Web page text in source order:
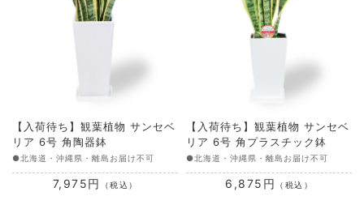
【入荷待ち】観葉植物 サンセベ
リア 6号 角陶器鉢
●北海道・沖縄県・離島お届け不可
7,975円 （税込）
【入荷待ち】観葉植物 サンセベ
リア 6号 角プラスチック鉢
●北海道・沖縄県・離島お届け不可
6,875円 （税込）